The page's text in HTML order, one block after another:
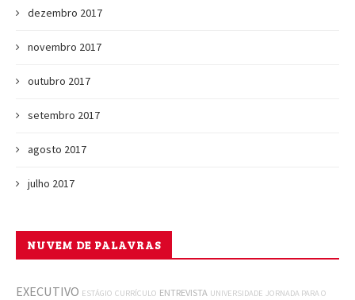
dezembro 2017
novembro 2017
outubro 2017
setembro 2017
agosto 2017
julho 2017
NUVEM DE PALAVRAS
EXECUTIVO ESTÁGIO CURRÍCULO ENTREVISTA UNIVERSIDADE JORNADA PARA O